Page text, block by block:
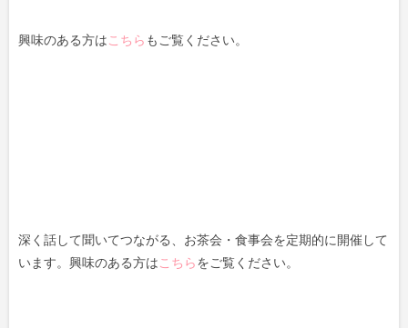
興味のある方はこちら もご覧ください。
深く話して聞いてつながる、お茶会・食事会を定期的に開催して
います。興味のある方はこちらをご覧ください。